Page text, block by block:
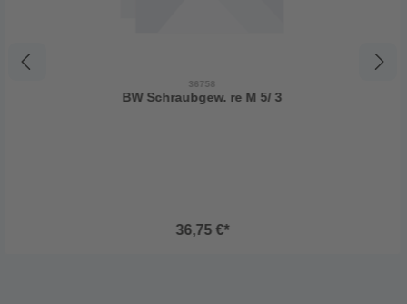
36758
BW Schraubgew. re M 5/ 3
36,75 €*